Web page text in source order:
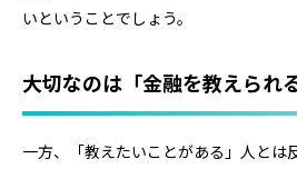
いということでしょう。
大切なのは「金融を教えられ
一方、「教えたいことがある」人とは